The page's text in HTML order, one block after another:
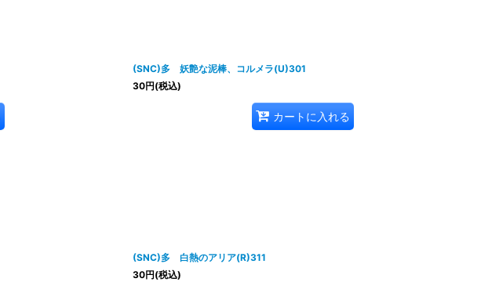
(SNC)多 妖艶な泥棒、コルメラ(U)301
30円(税込)
カートに入れる
(SNC)多 白熱のアリア(R)311
30円(税込)